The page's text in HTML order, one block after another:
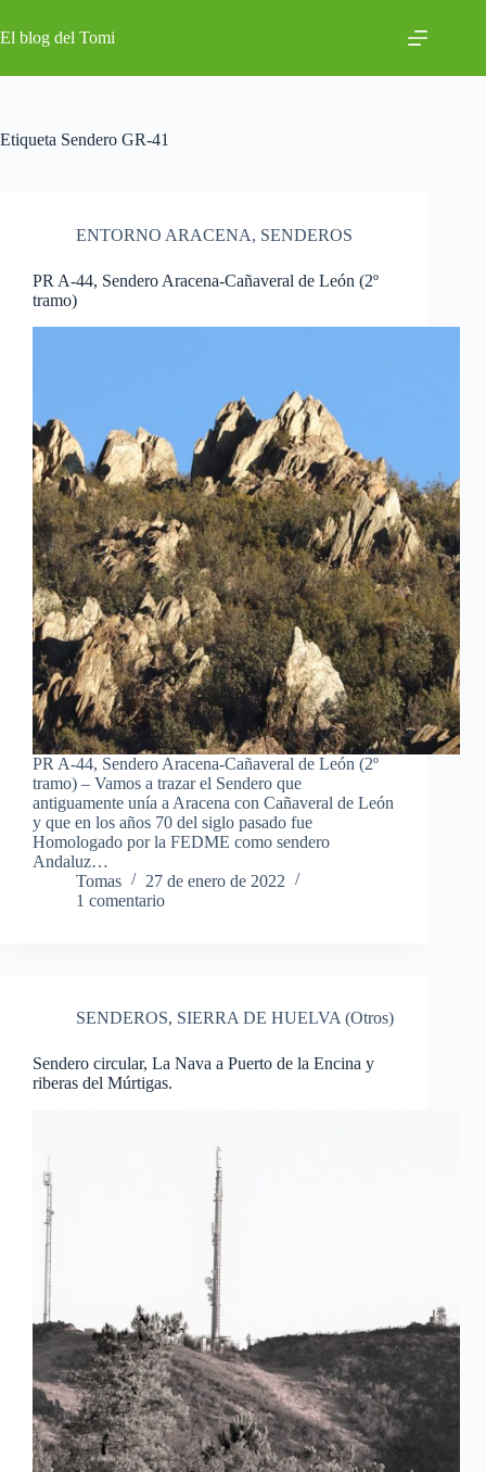
al
contenido
El blog del Tomi
Etiqueta Sendero GR-41
ENTORNO ARACENA, SENDEROS
PR A-44, Sendero Aracena-Cañaveral de León (2º
tramo)
PR A-44, Sendero Aracena-Cañaveral de León (2º
tramo) – Vamos a trazar el Sendero que
antiguamente unía a Aracena con Cañaveral de León
y que en los años 70 del siglo pasado fue
Homologado por la FEDME como sendero
Andaluz…
Tomas
27 de enero de 2022
1 comentario
SENDEROS, SIERRA DE HUELVA (Otros)
Sendero circular, La Nava a Puerto de la Encina y
riberas del Múrtigas.